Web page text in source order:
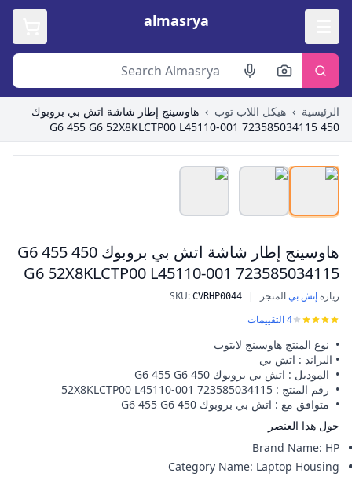
almasrya
الرئيسية › هيكل اللاب توب › هاوسينج إطار شاشة اتش بي بروبوك
450 G6 455 G6 52X8KLCTP00 L45110-001 723585034115
Roll over image to zoom in
هاوسينج إطار شاشة اتش بي بروبوك 450 G6 455
G6 52X8KLCTP00 L45110-001 723585034115
هاوسينج إطار شاشة اتش بي بروبوك 450 G6 455 G6 52X8KLCTP00 L45110-001 723585034115
زيارةإتش بيالمتجر |
SKU: CVRHP0044
4التقييمات
• نوع المنتج هاوسينج لابتوب
• البراند : اتش بي
• الموديل : اتش بي بروبوك 450 G6 455 G6
• رقم المنتج : 52X8KLCTP00 L45110-001 723585034115
• متوافق مع : اتش بي بروبوك 450 G6 455 G6
حول هذا العنصر
Brand Name: HP
Category Name: Laptop Housing